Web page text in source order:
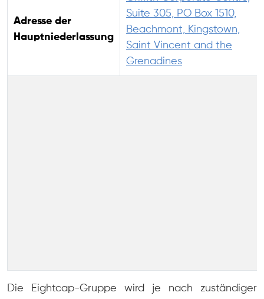
Adresse der
Hauptniederlassung
Suite 305, PO Box 1510,
Beachmont, Kingstown,
Saint Vincent and the
Grenadines
Die Eightcap-Gruppe wird je nach zuständiger